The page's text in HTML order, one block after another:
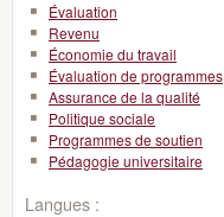
Évaluation
Revenu
Économie du travail
Évaluation de programmes
Assurance de la qualité
Politique sociale
Programmes de soutien
Pédagogie universitaire
Langues :